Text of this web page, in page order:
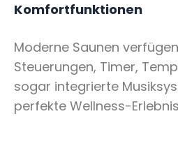
Komfortfunktionen
Moderne Saunen
Steuerungen, Timer,
sogar integrierte
perfekte Wellness-